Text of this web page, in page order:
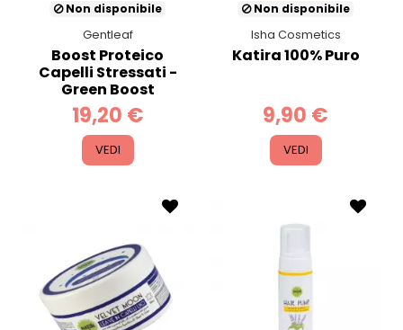
Non disponibile
Gentleaf
Boost Proteico
Capelli Stressati -
Green Boost
19,20 €
VEDI
Non disponibile
Isha Cosmetics
Katira 100% Puro
9,90 €
VEDI